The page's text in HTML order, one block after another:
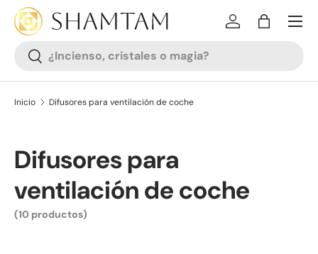
SALTAR AL CONTENIDO
Buscar
Buscar
Iniciar sesión
Bolsa
Inicio Difusores para ventilación de coche
Difusores para
ventilación de coche
(10 productos)